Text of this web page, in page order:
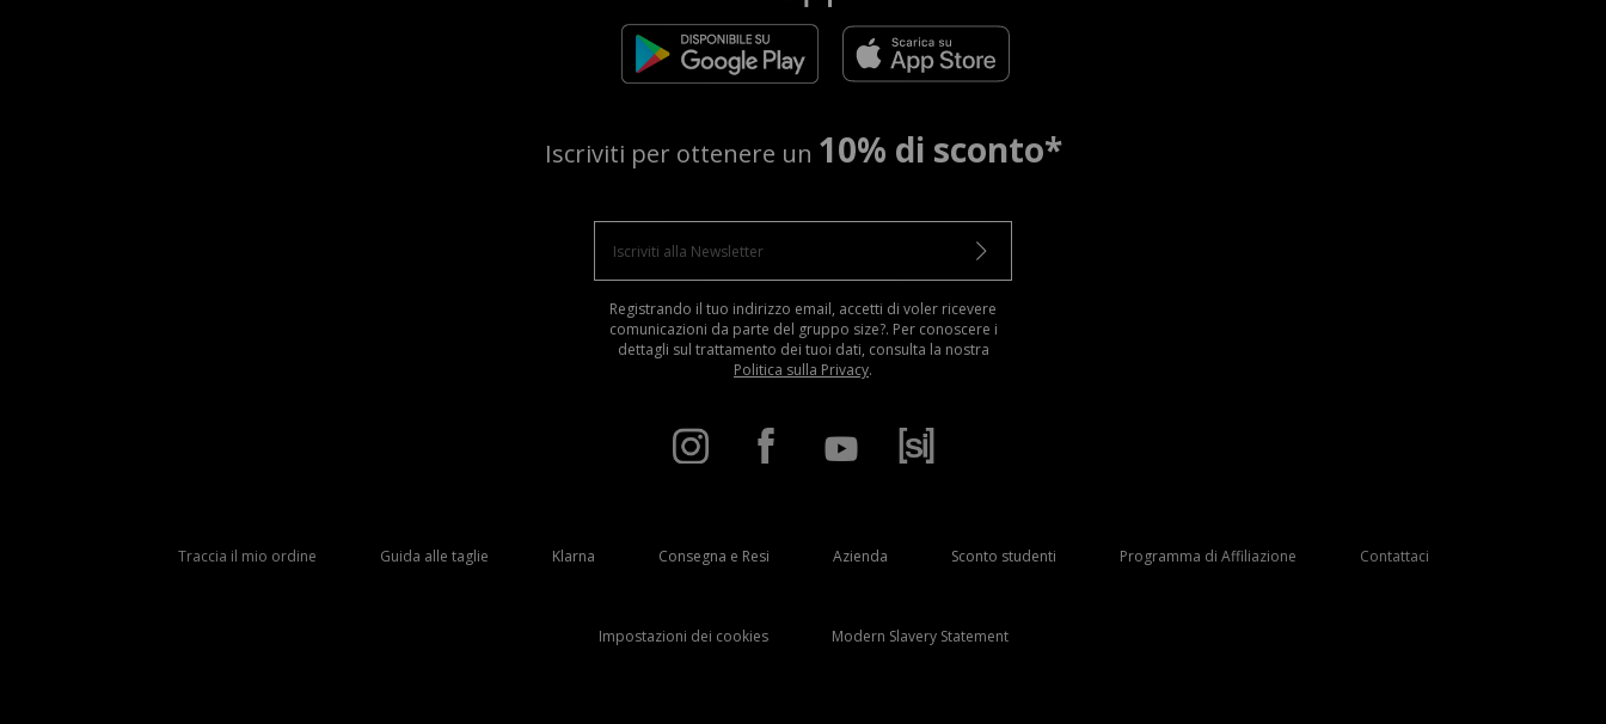
Iscriviti per ottenere un 10% di sconto*
Registrando il tuo indirizzo email, accetti di voler ricevere
comunicazioni da parte del gruppo size?. Per conoscere i
dettagli sul trattamento dei tuoi dati, consulta la nostra
Politica sulla Privacy.
Traccia il mio ordine Guida alle taglie Klarna Consegna e Resi Azienda Sconto studenti Programma di Affiliazione Contattaci
Impostazioni dei cookies Modern Slavery Statement